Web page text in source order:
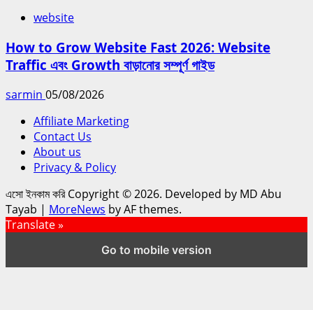
website
How to Grow Website Fast 2026: Website
Traffic এবং Growth বাড়ানোর সম্পূর্ণ গাইড
sarmin 05/08/2026
Affiliate Marketing
Contact Us
About us
Privacy & Policy
এসো ইনকাম করি Copyright © 2026. Developed by MD Abu
Tayab | MoreNews by AF themes.
Translate »
Go to mobile version